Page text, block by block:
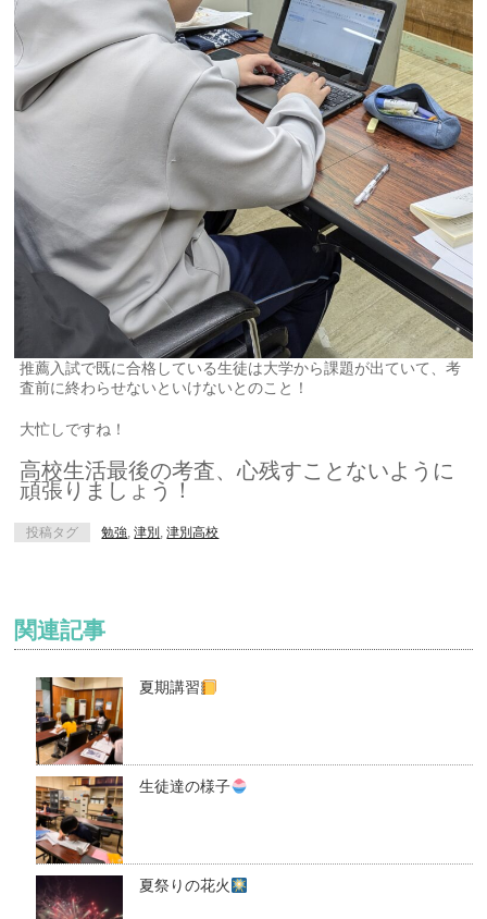
推薦入試で既に合格している生徒は大学から課題が出ていて、考
査前に終わらせないといけないとのこと！
大忙しですね！
高校生活最後の考査、心残すことないように
頑張りましょう！
投稿タグ 勉強,津別 ,津別高校
関連記事
夏期講習
生徒達の様子
夏祭りの花火